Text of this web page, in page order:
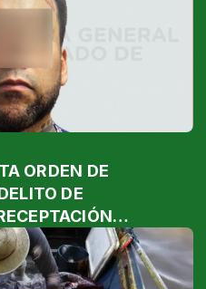
ORDEN DE
DE